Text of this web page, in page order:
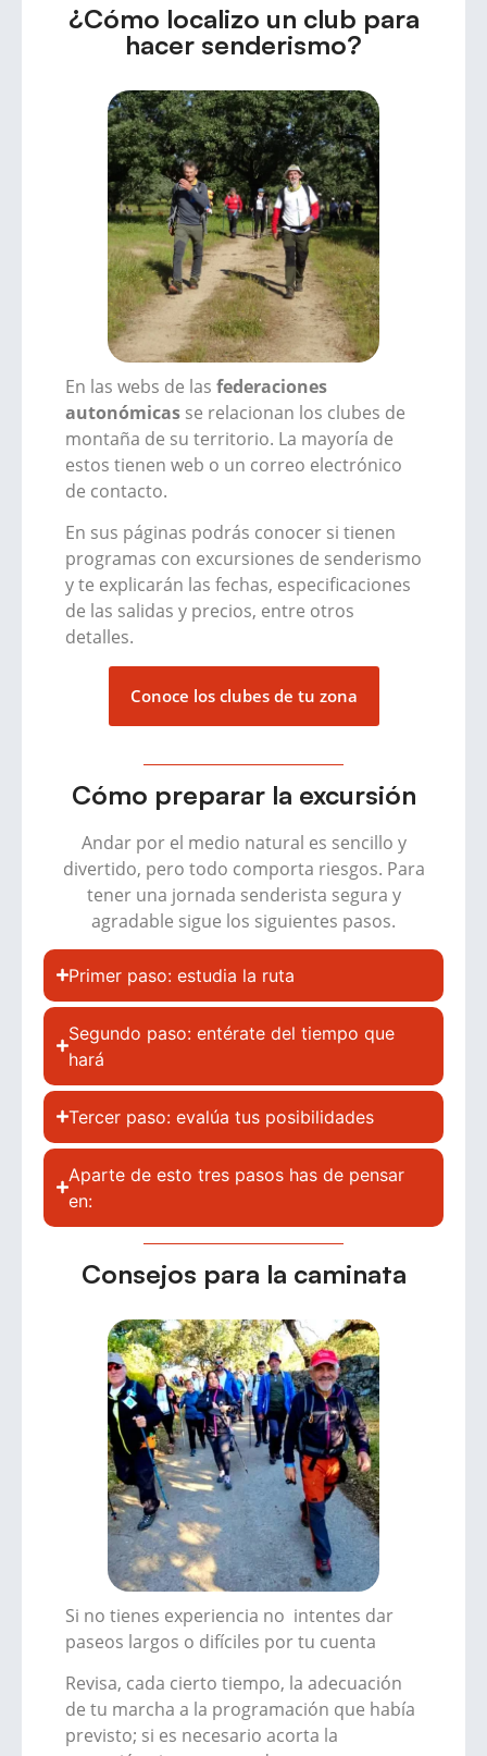
¿Cómo localizo un club para
hacer senderismo?
En las webs de las federaciones
autonómicas se relacionan los clubes de
montaña de su territorio. La mayoría de
estos tienen web o un correo electrónico
de contacto.
En sus páginas podrás conocer si tienen
programas con excursiones de senderismo
y te explicarán las fechas, especificaciones
de las salidas y precios, entre otros
detalles.
Conoce los clubes de tu zona
Cómo preparar la excursión
Andar por el medio natural es sencillo y
divertido, pero todo comporta riesgos. Para
tener una jornada senderista segura y
agradable sigue los siguientes pasos.
Primer paso: estudia la ruta
Segundo paso: entérate del tiempo que
hará
Tercer paso: evalúa tus posibilidades
Aparte de esto tres pasos has de pensar
en:
Consejos para la caminata
Si no tienes experiencia no intentes dar
paseos largos o difíciles por tu cuenta
Revisa, cada cierto tiempo, la adecuación
de tu marcha a la programación que había
previsto; si es necesario acorta la